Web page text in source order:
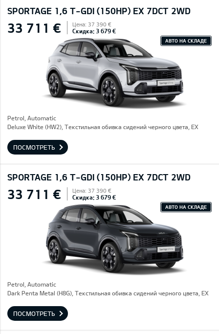
SPORTAGE 1,6 T-GDI (150HP) EX 7DCT 2WD
33 711 € Цена: 37 390 €
Скидка: 3 679 €
АВТО НА СКЛАДЕ
Petrol, Automatic
Deluxe White (HW2), Текстильная обивка сидений черного цвета, EX
ПОСМОТРЕТЬ
SPORTAGE 1,6 T-GDI (150HP) EX 7DCT 2WD
33 711 € Цена: 37 390 €
Скидка: 3 679 €
АВТО НА СКЛАДЕ
Petrol, Automatic
Dark Penta Metal (H8G), Текстильная обивка сидений черного цвета, EX
ПОСМОТРЕТЬ